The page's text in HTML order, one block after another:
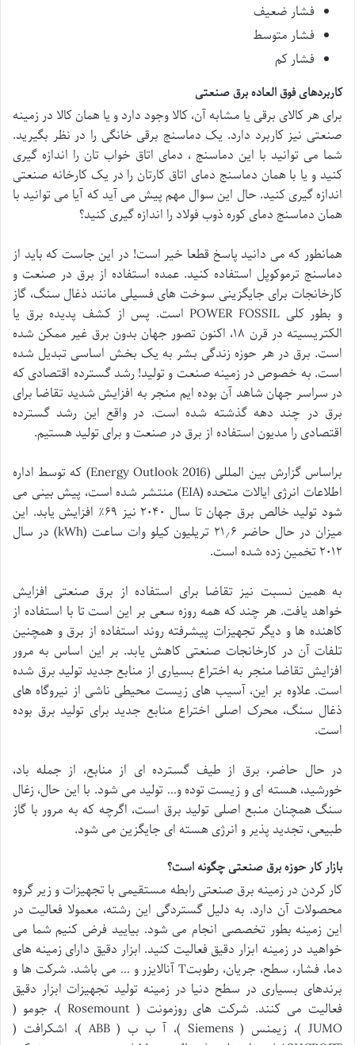
فشار ضعیف
فشار متوسط
فشار کم
کاربردهای فوق العاده برق صنعتی
برای هر کالای برقی یا مشابه آن، کالا وجود دارد و یا همان کالا در زمینه
صنعتی نیز کاربرد دارد. یک دماسنج برقی خانگی را در نظر بگیرید.
شما می توانید با این دماسنج ، دمای اتاق خواب تان را اندازه گیری
کنید و یا با همان دماسنج دمای اتاق کارتان را در یک کارخانه صنعتی
اندازه گیری کنید. حال این سوال مهم پیش می آید که آیا می توانید با
همان دماسنج دمای کوره ذوب فولاد را اندازه گیری کنید؟
همانطور که می دانید پاسخ قطعا خیر است! در این جاست که باید از
دماسنج ترموکوپل استفاده کنید. عمده استفاده از برق در صنعت و
کارخانجات برای جایگزینی سوخت های فسیلی مانند ذغال سنگ، گاز
و بطور کلی POWER FOSSIL است. پس از کشف پدیده برق یا
الکتریسیته در قرن ۱۸، اکنون تصور جهان بدون برق غیر ممکن شده
است. برق در هر حوزه زندگی بشر به یک بخش اساسی تبدیل شده
است. به خصوص در زمینه صنعت و تولید! رشد گسترده اقتصادی که
در سراسر جهان شاهد آن بوده ایم منجر به افزایش شدید تقاضا برای
برق در چند دهه گذشته شده است. در واقع این رشد گسترده
اقتصادی را مدیون استفاده از برق در صنعت و برای تولید هستیم.
براساس گزارش بین المللی (Energy Outlook 2016) که توسط اداره
اطلاعات انرژی ایالات متحده (EIA) منتشر شده است، پیش بینی می
شود تولید خالص برق جهان تا سال ۲۰۴۰ نیز ۶۹٪ افزایش یابد. این
میزان در حال حاضر ۲۱٫۶ تریلیون کیلو وات ساعت (kWh) در سال
۲۰۱۲ تخمین زده شده است.
به همین نسبت نیز تقاضا برای استفاده از برق صنعتی افزایش
خواهد یافت. هر چند که همه روزه سعی بر این است تا با استفاده از
کاهنده ها و دیگر تجهیزات پیشرفته روند استفاده از برق و همچنین
تلفات آن در کارخانجات صنعتی کاهش یابد. بر این اساس به مرور
افزایش تقاضا منجر به اختراع بسیاری از منابع جدید تولید برق شده
است. علاوه بر این، آسیب های زیست محیطی ناشی از نیروگاه های
ذغال سنگ، محرک اصلی اختراع منابع جدید برای تولید برق بوده
است.
در حال حاضر، برق از طیف گسترده ای از منابع، از جمله باد،
خورشید، هسته ای و زیست توده و… تولید می شود. با این حال، زغال
سنگ همچنان منبع اصلی تولید برق است، اگرچه که به مرور با گاز
طبیعی، تجدید پذیر و انرژی هسته ای جایگزین می شود.
بازار کار حوزه برق صنعتی چگونه است؟
کار کردن در زمینه برق صنعتی رابطه مستقیمی با تجهیزات و زیر گروه
محصولات آن دارد. به دلیل گستردگی این رشته، معمولا فعالیت در
این زمینه بطور تخصصی انجام می شود. بیایید فرض کنیم شما می
خواهید در زمینه ابزار دقیق فعالیت کنید. ابزار دقیق دارای زمینه های
دما، فشار، سطح، جریان، رطوبتT آنالایزر و … می باشد. شرکت ها و
برندهای بسیاری در سطح دنیا در زمینه تولید تجهیزات ابزار دقیق
فعالیت می کنند. شرکت های روزمونت ( Rosemount )، جومو (
JUMO )، زیمنس ( Siemens )، آ ب ب ( ABB )، اشکرافت (